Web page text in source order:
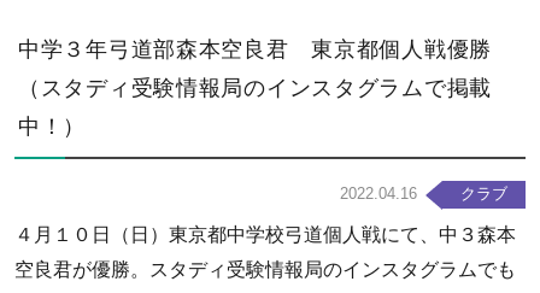
中学３年弓道部森本空良君 東京都個人戦優勝
（スタディ受験情報局のインスタグラムで掲載
中！）
2022.04.16 クラブ
４月１０日（日）東京都中学校弓道個人戦にて、中３森本
空良君が優勝。スタディ受験情報局のインスタグラムでも